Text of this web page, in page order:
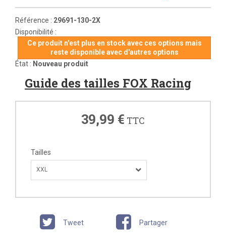
Référence : 29691-130-2X
Disponibilité :
Ce produit n'est plus en stock avec ces options mais
reste disponible avec d'autres options
État : Nouveau produit
Guide des tailles FOX Racing
39,99 € TTC
Tailles
XXL
Tweet Partager